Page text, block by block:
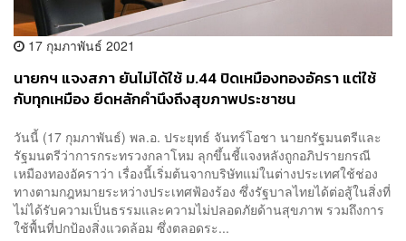
17 กุมภาพันธ์ 2021
นายกฯ แจงสภา ยันไม่ได้ใช้ ม.44 ปิดเหมืองทองอัครา แต่ใช้
กับทุกเหมือง ยึดหลักคำนึงถึงสุขภาพประชาชน
วันนี้ (17 กุมภาพันธ์) พล.อ. ประยุทธ์ จันทร์โอชา นายกรัฐมนตรีและ
รัฐมนตรีว่าการกระทรวงกลาโหม ลุกขึ้นชี้แจงหลังถูกอภิปรายกรณี
เหมืองทองอัคราว่า เรื่องนี้เริ่มต้นจากบริษัทแม่ในต่างประเทศใช้ช่อง
ทางตามกฎหมายระหว่างประเทศฟ้องร้อง ซึ่งรัฐบาลไทยได้ต่อสู้ในสิ่งที่
ไม่ได้รับความเป็นธรรมและความไม่ปลอดภัยด้านสุขภาพ รวมถึงการ
ใช้พื้นที่ปกป้องสิ่งแวดล้อม ซึ่งตลอดระ...